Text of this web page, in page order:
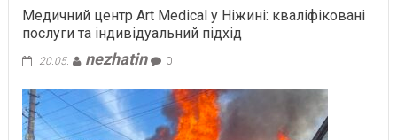
Медичний центр Art Medical у Ніжині: кваліфіковані
послуги та індивідуальний підхід
20.05. nezhatin 0